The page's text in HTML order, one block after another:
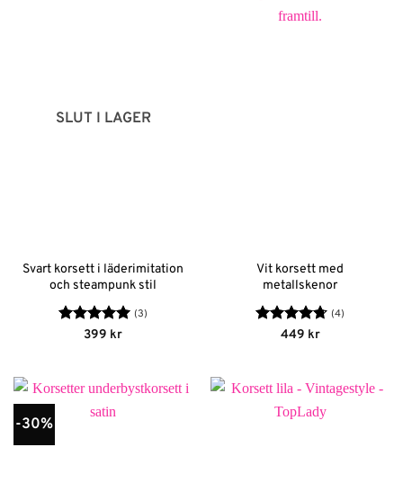
SLUT I LAGER
Svart korsett i läderimitation
och steampunk stil
Betygsatt5
(3)
399 kr
Vit korsett med
metallskenor
Betygsatt
(4)
449 kr
-30%